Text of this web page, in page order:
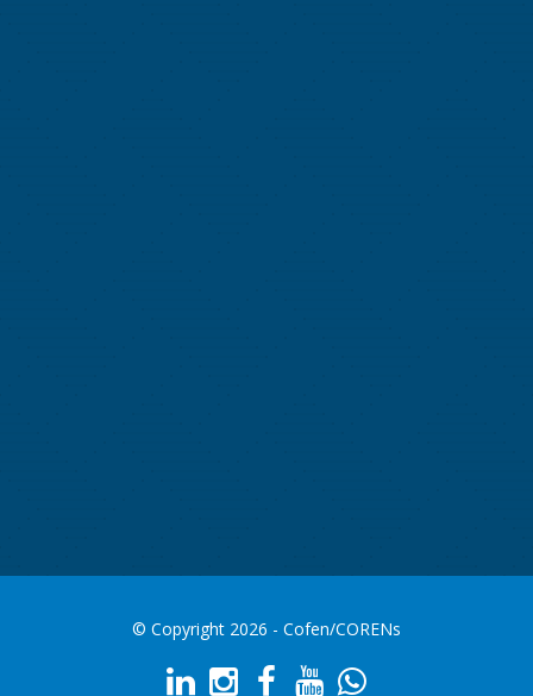
© Copyright 2026 - Cofen/CORENs